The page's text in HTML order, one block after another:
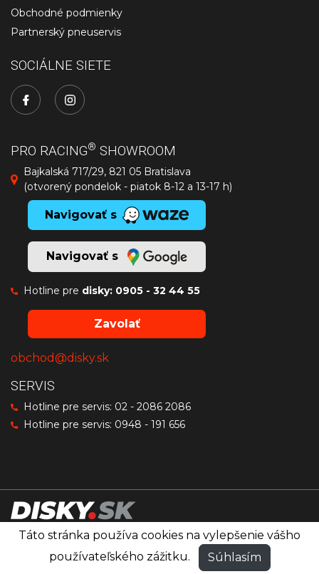
Obchodné podmienky
Partnerský pneuservis
SOCIÁLNE SIETE
PRO RACING® SHOWROOM
Bajkalská 717/29, 821 05 Bratislava
(otvorený pondelok - piatok 8-12 a 13-17 h)
Navigovať s
Navigovať s
Hotline pre disky: 0905 - 32 44 55
Zavolať
obchod@disky.sk
SERVIS
Hotline pre servis: 02 - 2086 2086
Hotline pre servis: 0948 - 191 656
Disky značiek OZ Racing, MSW a Sparco
© PRO RACING®Všetky práva vyhradené.
Táto stránka používa cookies na vylepšenie vášho
používateľského zážitku.
Súhlasím